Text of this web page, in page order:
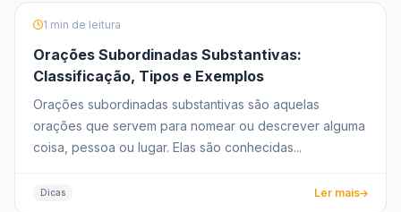
1 min de leitura
Orações Subordinadas Substantivas:
Classificação, Tipos e Exemplos
Orações subordinadas substantivas são aquelas
orações que servem para nomear ou descrever alguma
coisa, pessoa ou lugar. Elas são conhecidas...
Dicas Ler mais